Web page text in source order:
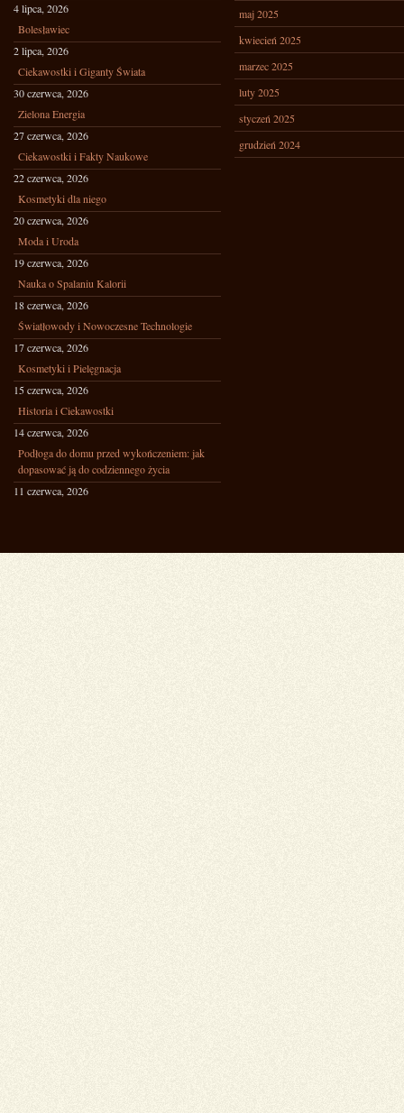
4 lipca, 2026
Bolesławiec
2 lipca, 2026
Ciekawostki i Giganty Świata
30 czerwca, 2026
Zielona Energia
27 czerwca, 2026
Ciekawostki i Fakty Naukowe
22 czerwca, 2026
Kosmetyki dla niego
20 czerwca, 2026
Moda i Uroda
19 czerwca, 2026
Nauka o Spalaniu Kalorii
18 czerwca, 2026
Światłowody i Nowoczesne Technologie
17 czerwca, 2026
Kosmetyki i Pielęgnacja
15 czerwca, 2026
Historia i Ciekawostki
14 czerwca, 2026
Podłoga do domu przed wykończeniem: jak
dopasować ją do codziennego życia
11 czerwca, 2026
maj 2025
kwiecień 2025
marzec 2025
luty 2025
styczeń 2025
grudzień 2024